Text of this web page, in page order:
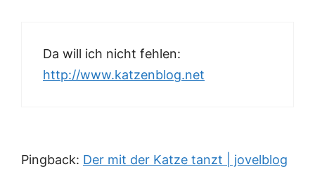
Da will ich nicht fehlen:
http://www.katzenblog.net
Pingback: Der mit der Katze tanzt | jovelblog